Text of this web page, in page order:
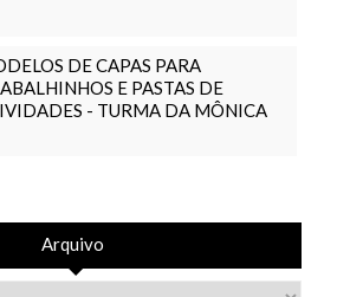
DE CAPAS PARA
E PASTAS DE
- TURMA DA MÔNICA
Arquivo